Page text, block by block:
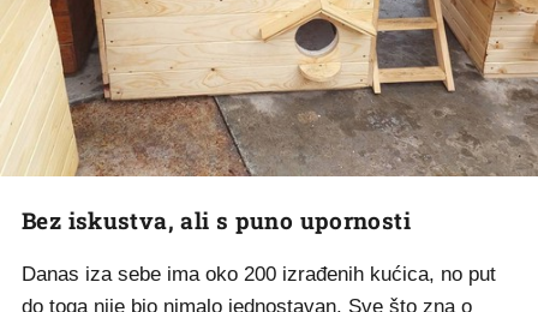
Bez iskustva, ali s puno upornosti
Danas iza sebe ima oko 200 izrađenih kućica, no put
do toga nije bio nimalo jednostavan. Sve što zna o